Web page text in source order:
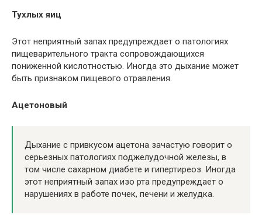
Тухлых яиц
Этот неприятный запах предупреждает о патологиях
пищеварительного тракта сопровождающихся
пониженной кислотностью. Иногда это дыхание может
быть признаком пищевого отравления.
Ацетоновый
Дыхание с привкусом ацетона зачастую говорит о
серьезных патологиях поджелудочной железы, в
том числе сахарном диабете и гипертиреоз. Иногда
этот неприятный запах изо рта предупреждает о
нарушениях в работе почек, печени и желудка.